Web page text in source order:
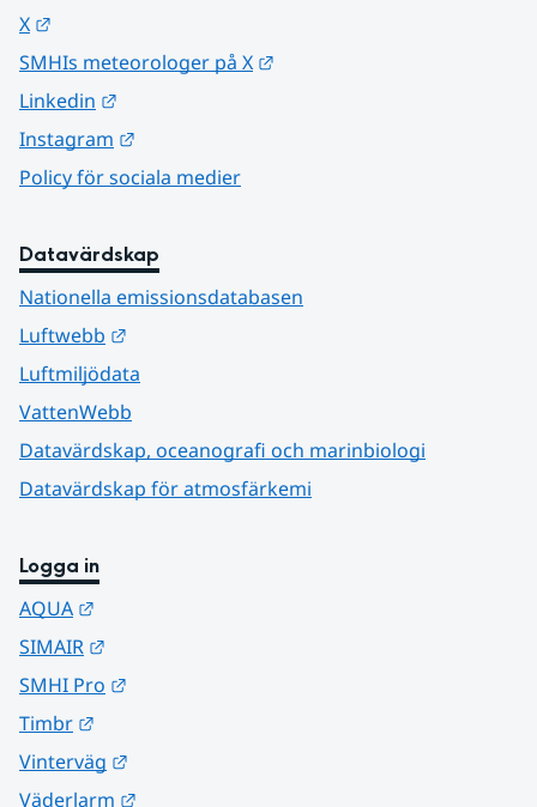
X
SMHIs meteorologer på X
Linkedin
Instagram
Policy för sociala medier
Datavärdskap
Nationella emissionsdatabasen
Luftwebb
Luftmiljödata
VattenWebb
Datavärdskap, oceanografi och marinbiologi
Datavärdskap för atmosfärkemi
Logga in
AQUA
SIMAIR
SMHI Pro
Timbr
Vinterväg
Väderlarm